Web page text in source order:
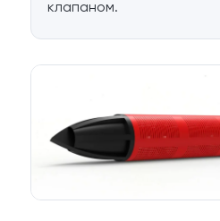
клапаном.